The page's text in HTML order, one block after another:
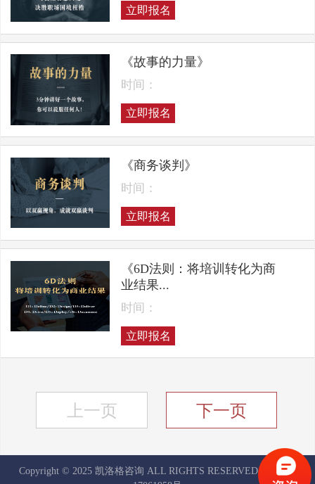
立即报名
《故事的力量》
时间：
立即报名
《商务谈判》
时间：
立即报名
《6D法则：将培训转化为商
业结果...
时间：
立即报名
上一页 下一页
Copyright © 2025 凯洛格咨询 ALL RIGHTS RESERVED
京ICP备